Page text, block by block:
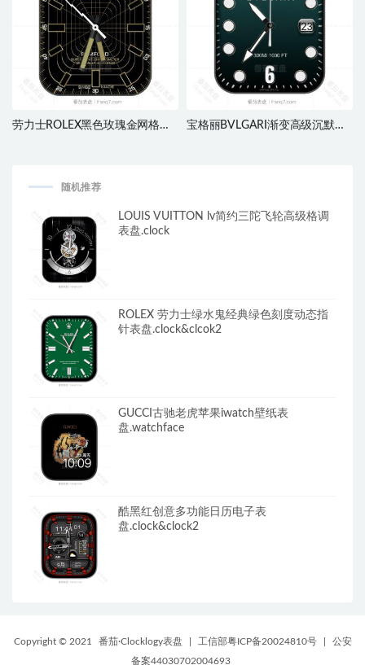
劳力士ROLEX黑色玫瑰金网格表
宝格丽BVLGARI渐变高级沉默
随机推荐
LOUIS VUITTON lv简约三陀飞轮高级格调
表盘.clock
ROLEX 劳力士绿水鬼经典绿色刻度动态指
针表盘.clock&clcok2
GUCCI古驰老虎苹果iwatch壁纸表
盘.watchface
酷黑红创意多功能日历电子表
盘.clock&clock2
Copyright © 2021 番茄·Clocklogy表盘 工信部粤ICP备20024810号
公安
备案44030702004693